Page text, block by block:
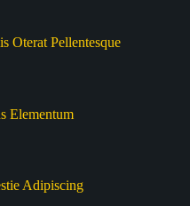
Oterat Pellentesque
Elementum
Adipiscing